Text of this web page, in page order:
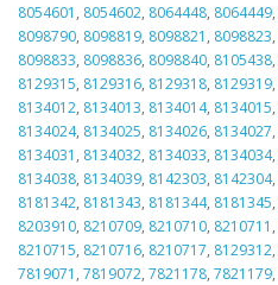
8054601 , 8054602, 8064448, 8064449,
8098790, 8098819, 8098821 , 8098823,
8098833, 8098836, 8098840, 8105438,
8129315, 8129316, 8129318, 8129319,
8134012, 8134013, 8134014, 8134015,
8134024, 8134025, 8134026, 8134027,
8134031 , 8134032, 8134033, 8134034,
8134038, 8134039, 8142303, 8142304,
8181342, 8181343, 8181344, 8181345,
8203910, 8210709, 8210710, 8210711 ,
8210715, 8210716, 8210717, 8129312,
7819071 , 7819072, 7821178, 7821179,